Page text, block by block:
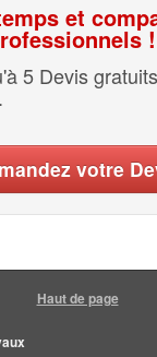
et
!
5 Devis
votre
Haut de page